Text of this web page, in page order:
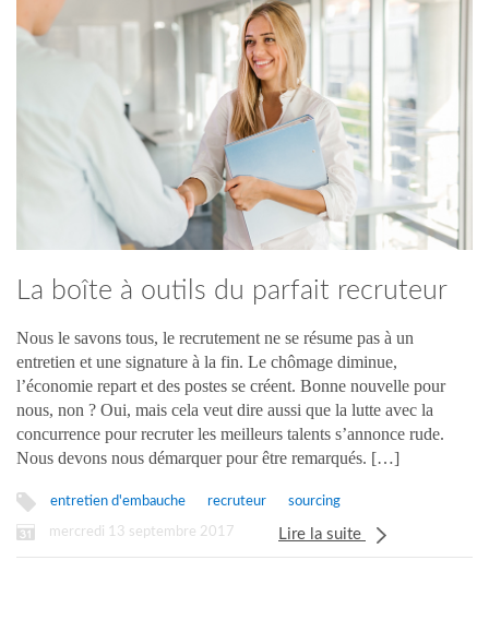
La boîte à outils du parfait recruteur
Nous le savons tous, le recrutement ne se résume pas à un
entretien et une signature à la fin. Le chômage diminue,
l’économie repart et des postes se créent. Bonne nouvelle pour
nous, non ? Oui, mais cela veut dire aussi que la lutte avec la
concurrence pour recruter les meilleurs talents s’annonce rude.
Nous devons nous démarquer pour être remarqués. […]
entretien d'embauche recruteur sourcing
mercredi 13 septembre 2017 Lire la suite